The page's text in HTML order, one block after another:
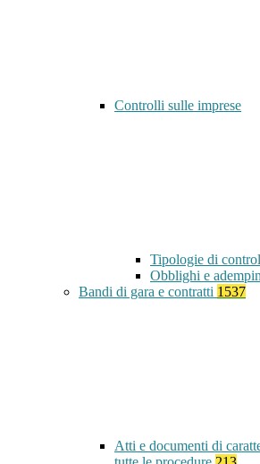
Controlli sulle imprese
Tipologie di
Obblighi e
Bandi di gara e contratti 1537
Atti e documenti di